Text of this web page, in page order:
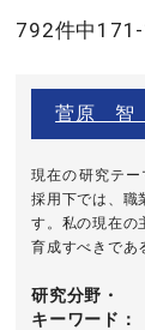
792件中
菅原 智
現在の研究テ
採用下では、職
す。私の現在の
育成すべきであ
研究分野・
キーワード